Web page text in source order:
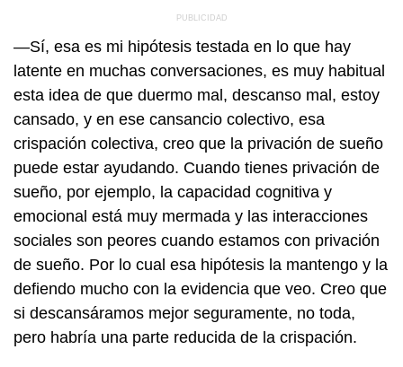
—Sí, esa es mi hipótesis testada en lo que hay
latente en muchas conversaciones, es muy habitual
esta idea de que duermo mal, descanso mal, estoy
cansado, y en ese cansancio colectivo, esa
crispación colectiva, creo que la privación de sueño
puede estar ayudando. Cuando tienes privación de
sueño, por ejemplo, la capacidad cognitiva y
emocional está muy mermada y las interacciones
sociales son peores cuando estamos con privación
de sueño. Por lo cual esa hipótesis la mantengo y la
defiendo mucho con la evidencia que veo. Creo que
si descansáramos mejor seguramente, no toda,
pero habría una parte reducida de la crispación.